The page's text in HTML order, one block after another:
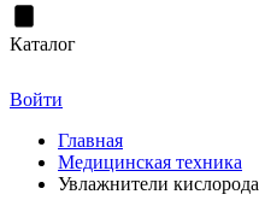
Каталог
Войти
Главная
Медицинская техника
Увлажнители кислорода